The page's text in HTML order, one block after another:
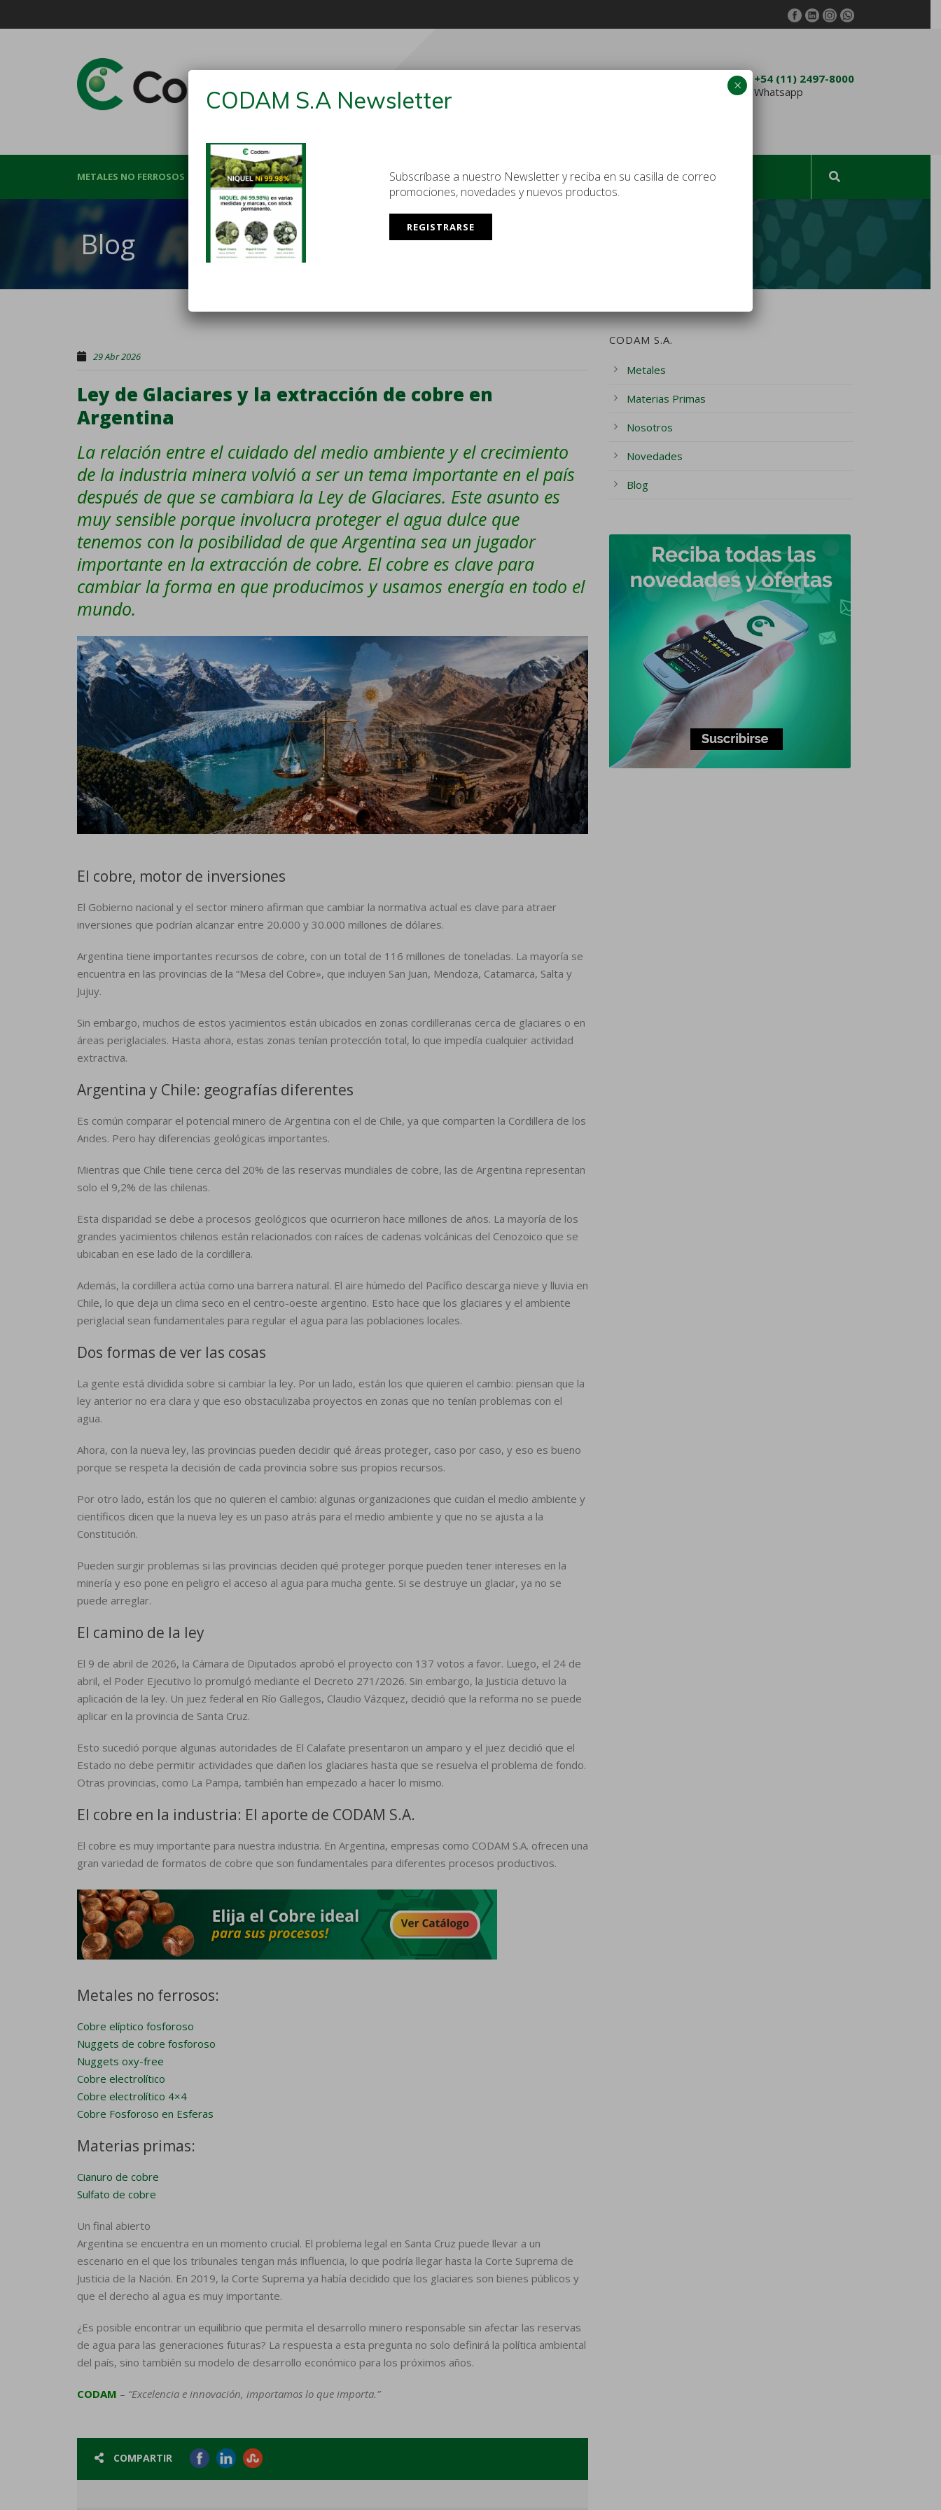
08:00 - 17:00 / UTC-03:00
+54 (11) 2497-8000
Whatsapp
METALES NO FERROSOS MATERIAS PRIMAS OTROS NOSOTROS BLOG CONTACTO ESPAÑOL
Blog
29 Abr 2026
Ley de Glaciares y la extracción de cobre en
Argentina
La relación entre el cuidado del medio ambiente y el crecimiento
de la industria minera volvió a ser un tema importante en el país
después de que se cambiara la Ley de Glaciares. Este asunto es
muy sensible porque involucra proteger el agua dulce que
tenemos con la posibilidad de que Argentina sea un jugador
importante en la extracción de cobre. El cobre es clave para
cambiar la forma en que producimos y usamos energía en todo el
mundo.
El cobre, motor de inversiones
El Gobierno nacional y el sector minero afirman que cambiar la normativa actual es clave para atraer
inversiones que podrían alcanzar entre 20.000 y 30.000 millones de dólares.
Argentina tiene importantes recursos de cobre, con un total de 116 millones de toneladas. La mayoría se
encuentra en las provincias de la “Mesa del Cobre», que incluyen San Juan, Mendoza, Catamarca, Salta y
Jujuy.
Sin embargo, muchos de estos yacimientos están ubicados en zonas cordilleranas cerca de glaciares o en
áreas periglaciales. Hasta ahora, estas zonas tenían protección total, lo que impedía cualquier actividad
extractiva.
Argentina y Chile: geografías diferentes
Es común comparar el potencial minero de Argentina con el de Chile, ya que comparten la Cordillera de los
Andes. Pero hay diferencias geológicas importantes.
Mientras que Chile tiene cerca del 20% de las reservas mundiales de cobre, las de Argentina representan
solo el 9,2% de las chilenas.
Esta disparidad se debe a procesos geológicos que ocurrieron hace millones de años. La mayoría de los
grandes yacimientos chilenos están relacionados con raíces de cadenas volcánicas del Cenozoico que se
ubicaban en ese lado de la cordillera.
Además, la cordillera actúa como una barrera natural. El aire húmedo del Pacífico descarga nieve y lluvia en
Chile, lo que deja un clima seco en el centro-oeste argentino. Esto hace que los glaciares y el ambiente
periglacial sean fundamentales para regular el agua para las poblaciones locales.
Dos formas de ver las cosas
La gente está dividida sobre si cambiar la ley. Por un lado, están los que quieren el cambio: piensan que la
ley anterior no era clara y que eso obstaculizaba proyectos en zonas que no tenían problemas con el
agua.
Ahora, con la nueva ley, las provincias pueden decidir qué áreas proteger, caso por caso, y eso es bueno
porque se respeta la decisión de cada provincia sobre sus propios recursos.
Por otro lado, están los que no quieren el cambio: algunas organizaciones que cuidan el medio ambiente y
científicos dicen que la nueva ley es un paso atrás para el medio ambiente y que no se ajusta a la
Constitución.
Pueden surgir problemas si las provincias deciden qué proteger porque pueden tener intereses en la
minería y eso pone en peligro el acceso al agua para mucha gente. Si se destruye un glaciar, ya no se
puede arreglar.
El camino de la ley
El 9 de abril de 2026, la Cámara de Diputados aprobó el proyecto con 137 votos a favor. Luego, el 24 de
abril, el Poder Ejecutivo lo promulgó mediante el Decreto 271/2026. Sin embargo, la Justicia detuvo la
aplicación de la ley. Un juez federal en Río Gallegos, Claudio Vázquez, decidió que la reforma no se puede
aplicar en la provincia de Santa Cruz.
Esto sucedió porque algunas autoridades de El Calafate presentaron un amparo y el juez decidió que el
Estado no debe permitir actividades que dañen los glaciares hasta que se resuelva el problema de fondo.
Otras provincias, como La Pampa, también han empezado a hacer lo mismo.
El cobre en la industria: El aporte de CODAM S.A.
El cobre es muy importante para nuestra industria. En Argentina, empresas como CODAM S.A. ofrecen una
gran variedad de formatos de cobre que son fundamentales para diferentes procesos productivos.
Metales no ferrosos:
Cobre elíptico fosforoso
Nuggets de cobre fosforoso
Nuggets oxy-free
Cobre electrolítico
Cobre electrolítico 4×4
Cobre Fosforoso en Esferas
Materias primas:
Cianuro de cobre
Sulfato de cobre
Un final abierto
Argentina se encuentra en un momento crucial. El problema legal en Santa Cruz puede llevar a un
escenario en el que los tribunales tengan más influencia, lo que podría llegar hasta la Corte Suprema de
Justicia de la Nación. En 2019, la Corte Suprema ya había decidido que los glaciares son bienes públicos y
que el derecho al agua es muy importante.
¿Es posible encontrar un equilibrio que permita el desarrollo minero responsable sin afectar las reservas
de agua para las generaciones futuras? La respuesta a esta pregunta no solo definirá la política ambiental
del país, sino también su modelo de desarrollo económico para los próximos años.
CODAM – “Excelencia e innovación, importamos lo que importa.”
COMPARTIR
CODAM S.A.
Metales
Materias Primas
Nosotros
Novedades
Blog
CODAM S.A Newsletter
Subscríbase a nuestro Newsletter y reciba en su casilla de correo
promociones, novedades y nuevos productos.
REGISTRARSE
×